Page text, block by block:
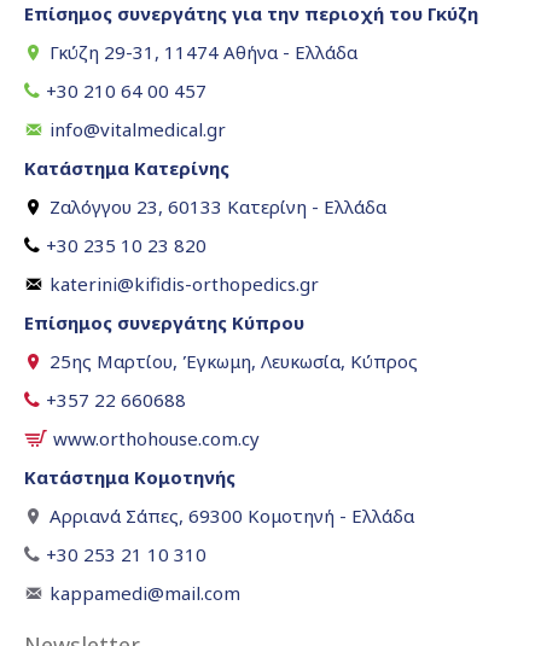
Επίσημος συνεργάτης για την περιοχή του Γκύζη
Γκύζη 29-31, 11474 Αθήνα - Ελλάδα
+30 210 64 00 457
info@vitalmedical.gr
Κατάστημα Κατερίνης
Ζαλόγγου 23, 60133 Κατερίνη - Ελλάδα
+30 235 10 23 820
katerini@kifidis-orthopedics.gr
Επίσημος συνεργάτης Κύπρου
25ης Μαρτίου, Έγκωμη, Λευκωσία, Κύπρος
+357 22 660688
www.orthohouse.com.cy
Κατάστημα Κομοτηνής
Αρριανά Σάπες, 69300 Κομοτηνή - Ελλάδα
+30 253 21 10 310
kappamedi@mail.com